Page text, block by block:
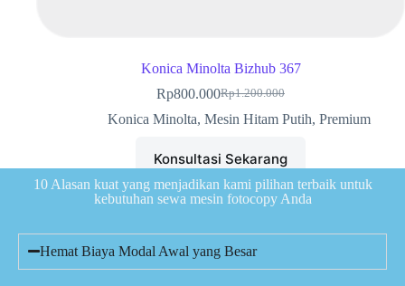
Konica Minolta Bizhub 367
Rp1.200.000
Rp800.000
Konica Minolta, Mesin Hitam Putih, Premium
Konsultasi Sekarang
10 Alasan kuat yang menjadikan kami pilihan terbaik untuk
kebutuhan sewa mesin fotocopy Anda
Hemat Biaya Modal Awal yang Besar